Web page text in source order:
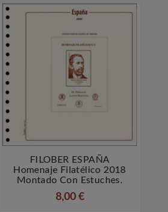
 
FILOBER ESPAÑA
Homenaje Filatélico 2018
Montado Con Estuches.
8,00 €